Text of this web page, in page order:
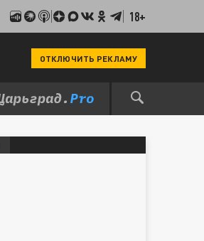
18+
ОТКЛЮЧИТЬ РЕКЛАМУ